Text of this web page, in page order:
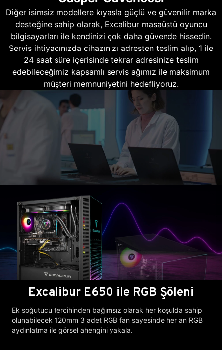
Diğer isimsiz modellere kıyasla güçlü ve güvenilir marka
desteğine sahip olarak, Excalibur masaüstü oyuncu
bilgisayarları ile kendinizi çok daha güvende hissedin.
Servis ihtiyacınızda cihazınızı adresten teslim alıp, 1 ile
24 saat süre içerisinde tekrar adresinize teslim
edebileceğimiz kapsamlı servis ağımız ile maksimum
müşteri memnuniyetini hedefliyoruz.
Excalibur E650 ile RGB Şöleni
Ek soğutucu tercihinden bağımsız olarak her koşulda sahip
olunabilecek 120mm 3 adet RGB fan sayesinde her an RGB
aydınlatma ile görsel ahengini yakala.